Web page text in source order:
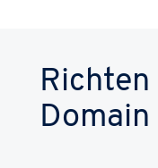
Richten
Domain